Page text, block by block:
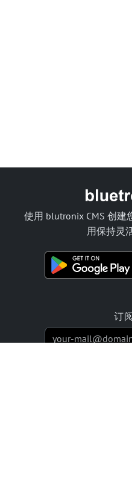
使用 blutronix CMS 创
用保持灵
订